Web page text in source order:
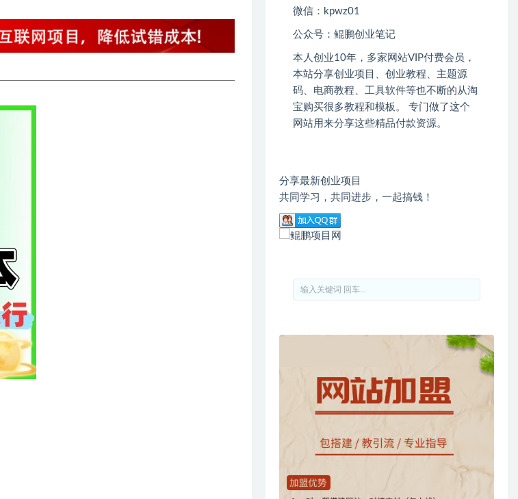
微信：kpwz01
公众号：鲲鹏创业笔记
本人创业10年，多家网站VIP付费会员，
本站分享创业项目、创业教程、主题源
码、电商教程、工具软件等也不断的从淘
宝购买很多教程和模板。 专门做了这个
网站用来分享这些精品付款资源。
分享最新创业项目
共同学习，共同进步，一起搞钱！